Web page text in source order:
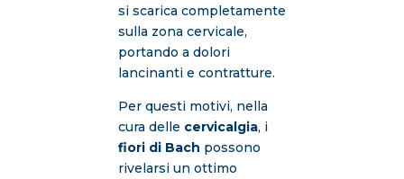
si scarica completamente
sulla zona cervicale,
portando a dolori
lancinanti e contratture.
Per questi motivi, nella
cura delle cervicalgia, i
fiori di Bach possono
rivelarsi un ottimo